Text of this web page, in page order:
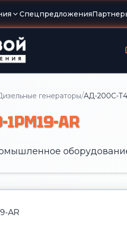
Спецпредложения
генераторы/АД-200С-
AR